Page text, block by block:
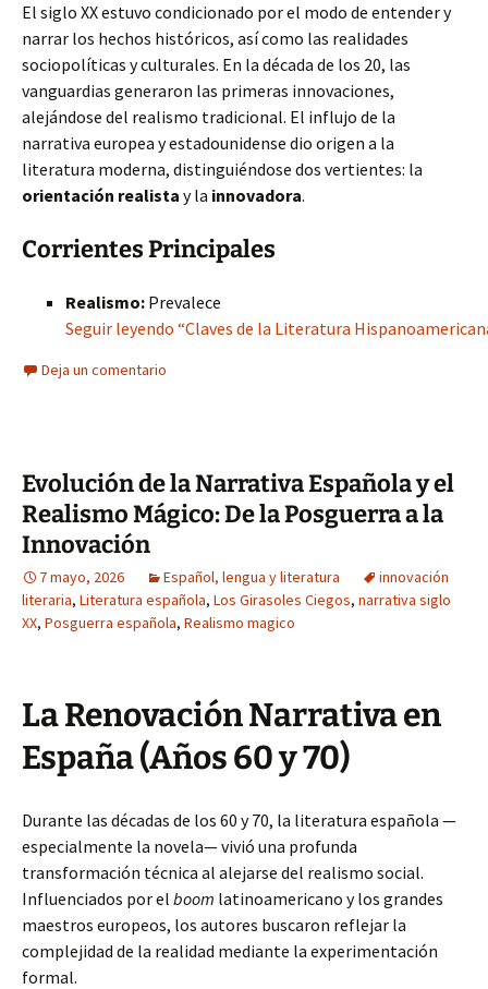
El siglo XX estuvo condicionado por el modo de entender y
narrar los hechos históricos, así como las realidades
sociopolíticas y culturales. En la década de los 20, las
vanguardias generaron las primeras innovaciones,
alejándose del realismo tradicional. El influjo de la
narrativa europea y estadounidense dio origen a la
literatura moderna, distinguiéndose dos vertientes: la
orientación realista y la innovadora.
Corrientes Principales
Realismo: Prevalece
Seguir leyendo “Claves de la Literatura
Deja un comentario
Evolución de la Narrativa Española y el
Realismo Mágico: De la Posguerra a la
Innovación
7 mayo, 2026 Español, lengua y literatura
innovación
literaria, Literatura española, Los Girasoles Ciegos, narrativa siglo
XX, Posguerra española, Realismo magico
La Renovación Narrativa en
España (Años 60 y 70)
Durante las décadas de los 60 y 70, la literatura española —
especialmente la novela— vivió una profunda
transformación técnica al alejarse del realismo social.
Influenciados por el boom latinoamericano y los grandes
maestros europeos, los autores buscaron reflejar la
complejidad de la realidad mediante la experimentación
formal.